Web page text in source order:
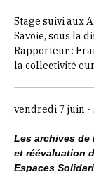
Stage suivi aux
Savoie, sous la
Rapporteur :
la collectivité
vendredi 7 juin
Les archives de
et réévaluation
Espaces